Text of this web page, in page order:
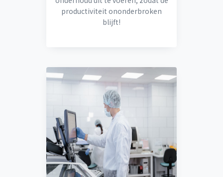
productiviteit ononderbroken
blijft!